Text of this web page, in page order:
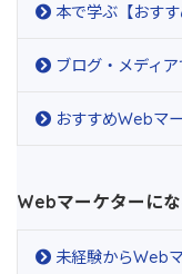
本で学ぶ【おすす
ブログ・メディア
おすすめWebマ
Webマーケターに
未経験からWeb